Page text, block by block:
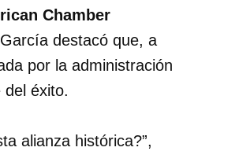
Chamber
destacó que, a
por la administración
éxito.
alianza histórica?”,